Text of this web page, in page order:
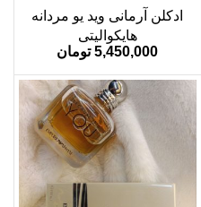
ادکلن آرمانی وید یو مردانه
هایکوالیتی
5,450,000 تومان